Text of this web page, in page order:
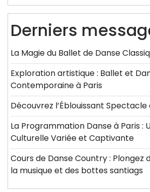
Derniers
La Magie du Ballet de Danse
Exploration artistique : Ballet et
Contemporaine à Paris
Découvrez l’Éblouissant Spectacle
La Programmation Danse à Paris :
Culturelle Variée et Captivante
Cours de Danse Country : Plongez
la musique et des bottes santiags